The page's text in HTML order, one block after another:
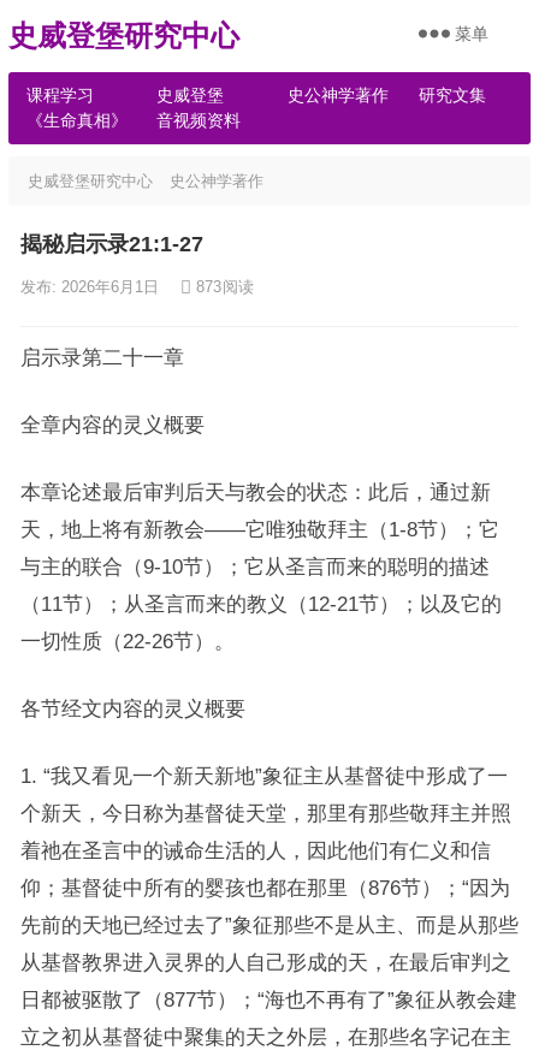
史威登堡研究中心
课程学习 史威登堡 史公神学著作
研究文集
《生命真相》
音视频资料
菜单
史威登堡研究中心 史公神学著作
揭秘启示录21:1-27
发布: 2026年6月1日 873阅读
启示录第二十一章
全章内容的灵义概要
本章论述最后审判后天与教会的状态：此后，通过新
天，地上将有新教会——它唯独敬拜主（1-8节）；它
与主的联合（9-10节）；它从圣言而来的聪明的描述
（11节）；从圣言而来的教义（12-21节）；以及它的
一切性质（22-26节）。
各节经文内容的灵义概要
1. “我又看见一个新天新地”象征主从基督徒中形成了一
个新天，今日称为基督徒天堂，那里有那些敬拜主并照
着祂在圣言中的诫命生活的人，因此他们有仁义和信
仰；基督徒中所有的婴孩也都在那里（876节）；“因为
先前的天地已经过去了”象征那些不是从主、而是从那些
从基督教界进入灵界的人自己形成的天，在最后审判之
日都被驱散了（877节）；“海也不再有了”象征从教会建
立之初从基督徒中聚集的天之外层，在那些名字记在主